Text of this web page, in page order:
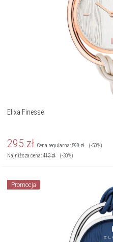
Elixa Finesse
295 zł Cena regularna:590zł
(-50%)
Najniższa cena:413zł (-30%)
Promocja